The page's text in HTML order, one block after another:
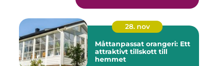
28. nov
Måttanpassat orangeri: Ett
attraktivt tillskott till
hemmet